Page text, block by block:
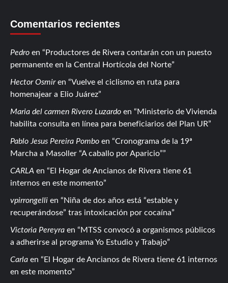
Comentarios recientes
Pedro en
Productores de Rivera contarán con un puesto
permanente en la Central Hortícola del Norte
Hector Osmiren
Vuelve el ciclismo en ruta para
homenajear a Elio Juárez
Maria del carmen Rivero Luzardo en
Ministerio de Vivienda
habilita consulta en línea para beneficiarios del Plan UR
Pablo Jesus Pereira Pombo en
Cronograma de la 19ª
Marcha a Masoller “A caballo por Aparicio”
CARLA en
El Hogar de Ancianos de Rivera tiene 61
internos en este momento
vpirrongelli en
Niña de dos años está “estable y
recuperándose” tras intoxicación por cocaína
Victoria Pereyra en
MTSS convocó a organismos públicos
a adherirse al programa Yo Estudio y Trabajo
Carla en
El Hogar de Ancianos de Rivera tiene 61 internos
en este momento